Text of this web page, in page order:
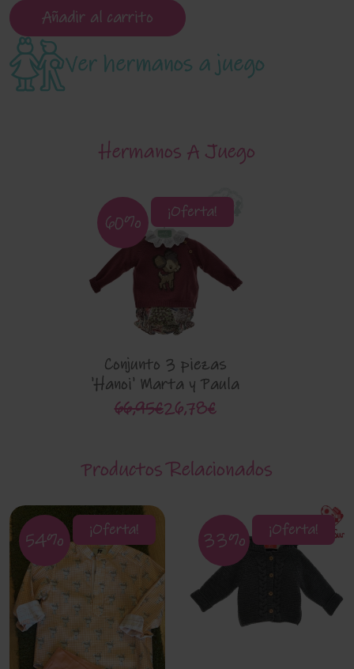
Añadir al carrito
Ver hermanos a juego
Hermanos A Juego
¡Oferta!
60%
Conjunto 3 piezas
'Hanoi' Marta y Paula
2801
66,95€26,78€
Productos Relacionados
¡Oferta!
54% ¡Oferta!
33%